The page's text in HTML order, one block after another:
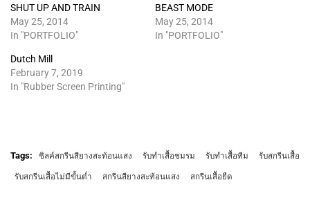
SHUT UP AND TRAIN
May 25, 2014
In "PORTFOLIO"
BEAST MODE
May 25, 2014
In "PORTFOLIO"
Dutch Mill
February 7, 2019
In "Rubber Screen Printing"
Tags: ซิลค์สกรีนสียางสะท้อนแสง รับทำเสื้อชมรม รับทำเสื้อทีม รับสกรีนเสื้อ
รับสกรีนเสื้อไม่มีขั้นต่ำ สกรีนสียางสะท้อนแสง สกรีนเสื้อยืด